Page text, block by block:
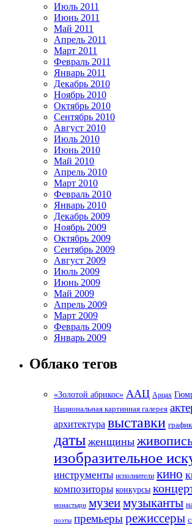
Июль 2011
Июнь 2011
Май 2011
Апрель 2011
Март 2011
Февраль 2011
Январь 2011
Декабрь 2010
Ноябрь 2010
Октябрь 2010
Сентябрь 2010
Август 2010
Июль 2010
Июнь 2010
Май 2010
Апрель 2010
Март 2010
Февраль 2010
Январь 2010
Декабрь 2009
Ноябрь 2009
Октябрь 2009
Сентябрь 2009
Август 2009
Июль 2009
Июнь 2009
Май 2009
Апрель 2009
Март 2009
Февраль 2009
Январь 2009
Облако тегов
«Золотой абрикос» ААЦ Арцах
Национальная картинная галерея
архитектура выставки
даты женщины
изобразительное
инструменты исполнители кино
композиторы конкурсы
монастыри музеимузыканты
поэты премьерырежиссеры